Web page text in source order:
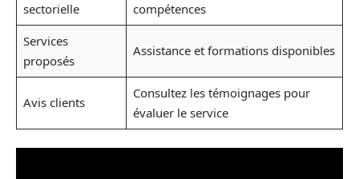
sectorielle
compétences
Services
proposés
Assistance et formations disponibles
Avis clients
Consultez les témoignages pour
évaluer le service